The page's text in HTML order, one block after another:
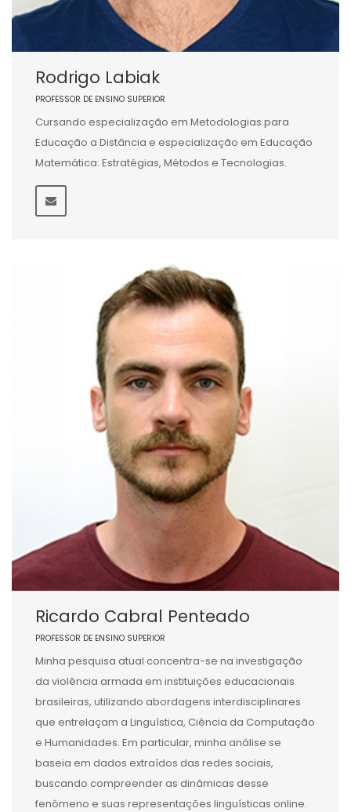
Rodrigo Labiak
PROFESSOR DE ENSINO SUPERIOR
Cursando especialização em Metodologias para
Educação a Distância e especialização em Educação
Matemática: Estratégias, Métodos e Tecnologias.
Ricardo Cabral Penteado
PROFESSOR DE ENSINO SUPERIOR
Minha pesquisa atual concentra-se na investigação
da violência armada em instituições educacionais
brasileiras, utilizando abordagens interdisciplinares
que entrelaçam a Linguística, Ciência da Computação
e Humanidades. Em particular, minha análise se
baseia em dados extraídos das redes sociais,
buscando compreender as dinâmicas desse
fenômeno e suas representações linguísticas online.